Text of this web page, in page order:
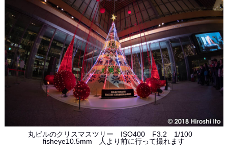
丸ビルのクリスマスツリー ISO400 F3.2 1/100
fisheye10.5mm 人より前に行って撮れます